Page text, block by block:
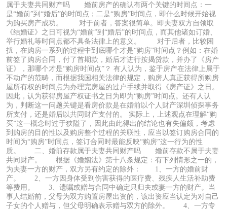
属于夫妻共同财产吗 婚前房产的确认有两个关键的时间点：一
是“婚前”到“婚后”的时间点；二是“购房”时间点，即什么时候开始视
为购买房产成功。 对于前者，答案很简单。即夫妻双方自领取
《结婚证》之日可视为“婚前”到“婚后”的时间点，而其他诸如订婚、
举行婚礼等时间点都不具备法律上的意义。 对于后者，比较困
扰，在购房一系列的过程中到底哪个才是“购房”时间点？例如：在婚
前签了购房合同，付了首期款，婚后才进行按揭贷款，并办了《房产
证》，那哪个才是“购房时间点”？ 有人认为，鉴于房产在法律上属于
不动产的范畴，而根据我国相关法律的规定，购房人真正获得所购房
屋所有权的时间点为办理完房屋的过户手续并取得《房产证》之日。
因此，认为获得房屋产权证书之日为即为“购房”时间点。还有人认
为，判断这一问题关键是看房价款是在婚前以个人财产深圳侦探事务
所支付，还是婚后以共同财产支付的。 实际上，上述观点在理解“购
买”这一概念时过于狭隘了，因此由此得出的结论也有失偏颇，考虑
到购房的目的性以及购房整个过程的关联性，应当以签订购房合同的
时间为“购房”时间点，签订合同时最能反映“购房”这一行为的性
质。 二、婚前存款属于夫妻共同财产吗 婚前存款不属于夫妻
共同财产。 根据《婚姻法》第十八条规定：有下列情形之一的，
为夫妻一方的财产，双方另有约定的除外： 1、一方的婚前财
产。 2、一方因身体受到伤害获得的医疗费、残疾人生活补助费
等费用。 3、遗嘱或赠与合同中确定只归夫或妻一方的财产。当
事人结婚前，父母为双方购置房屋出资的，该出资应当认定为对自己
子女的个人赠与，但父母明确表示赠与双方的除外。 4、一方专